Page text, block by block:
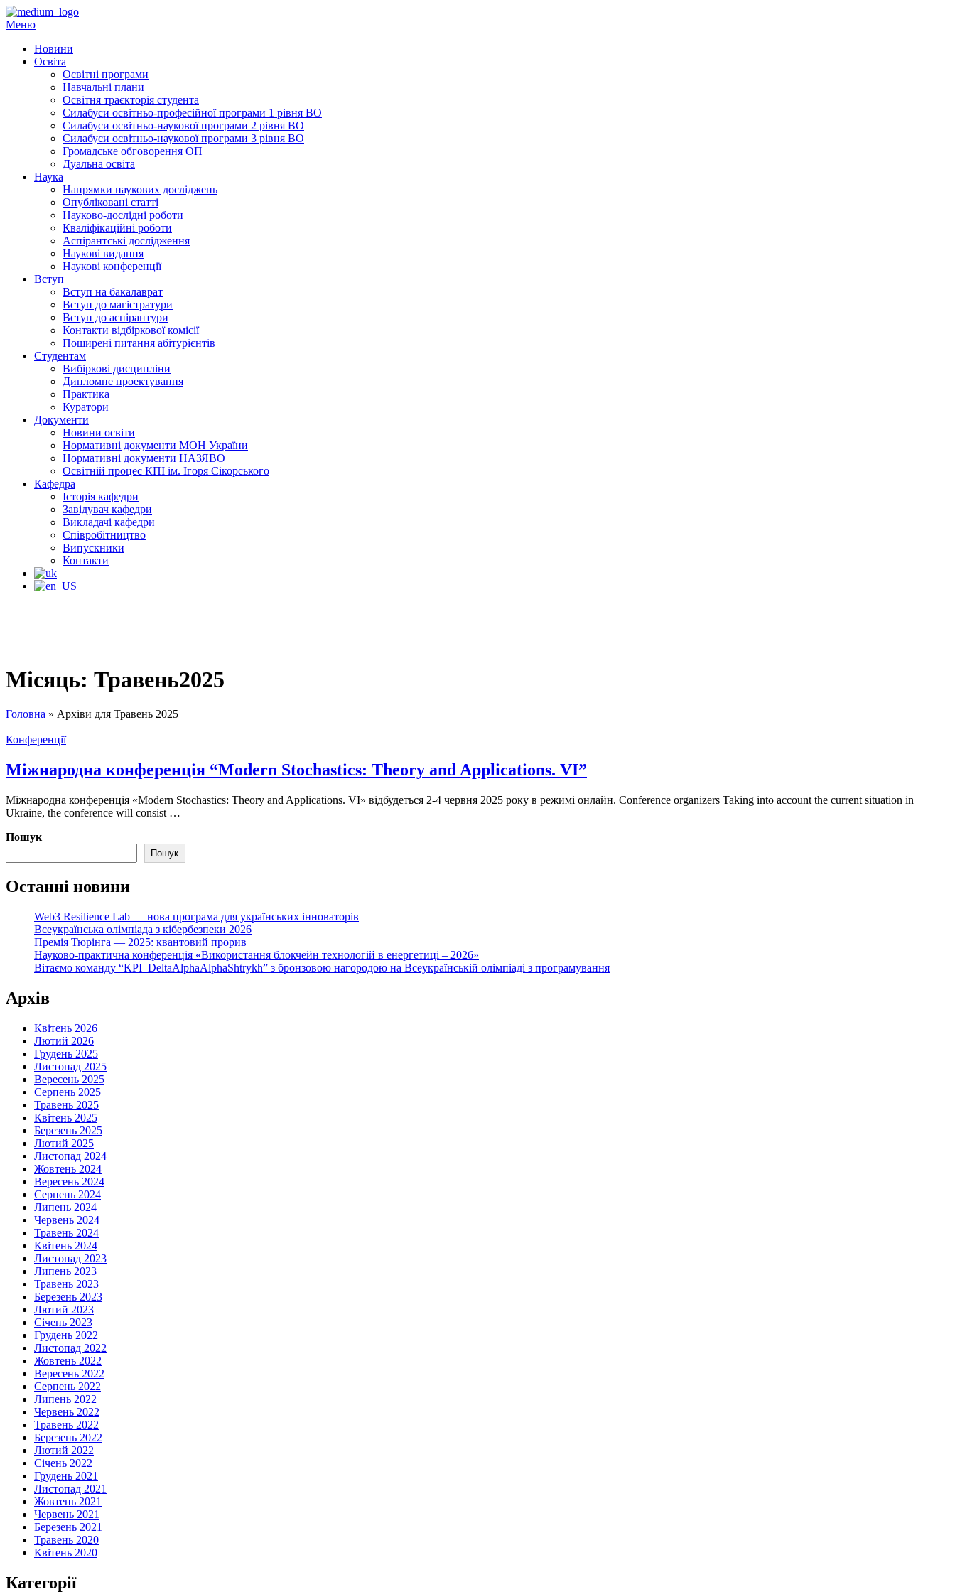
Перейти
до
Меню
Новини
Освіта
Освітні програми
Навчальні плани
Освітня траєкторія студента
Силабуси освітньо-професійної програми 1 рівня ВО
Силабуси освітньо-наукової програми 2 рівня ВО
Силабуси освітньо-наукової програми 3 рівня ВО
Громадське обговорення ОП
Дуальна освіта
Наука
Напрямки наукових досліджень
Опубліковані статті
Науково-дослідні роботи
Кваліфікаційні роботи
Аспірантські дослідження
Наукові видання
Наукові конференції
Вступ
Вступ на бакалаврат
Вступ до магістратури
Вступ до аспірантури
Контакти відбіркової комісії
Поширені питання абітурієнтів
Студентам
Вибіркові дисципліни
Дипломне проектування
Практика
Куратори
Документи
Новини освіти
Нормативні документи МОН України
Нормативні документи НАЗЯВО
Освітній процес КПІ ім. Ігоря Сікорського
Кафедра
Історія кафедри
Завідувач кафедри
Викладачі кафедри
Співробітництво
Випускники
Контакти
Місяць: Травень2025
Головна » Архіви для Травень 2025
Конференції
Міжнародна конференція “Modern Stochastics: Theory and Applications. VI”
Міжнародна конференція «Modern Stochastics: Theory and Applications. VI» відбудеться 2-4 червня 2025 року в режимі онлайн. Conference organizers Taking into account the current situation in
Ukraine, the conference will consist …
Пошук
Пошук
Останні новини
Web3 Resilience Lab — нова програма для українських інноваторів
Всеукраїнська олімпіада з кібербезпеки 2026
Премія Тюрінга — 2025: квантовий прорив
Науково-практична конференція «Використання блокчейн технологій в енергетиці – 2026»
Вітаємо команду “KPI_DeltaAlphaAlphaShtrykh” з бронзовою нагородою на Всеукраїнській олімпіаді з програмування
Архів
Квітень 2026
Лютий 2026
Грудень 2025
Листопад 2025
Вересень 2025
Серпень 2025
Травень 2025
Квітень 2025
Березень 2025
Лютий 2025
Листопад 2024
Жовтень 2024
Вересень 2024
Серпень 2024
Липень 2024
Червень 2024
Травень 2024
Квітень 2024
Листопад 2023
Липень 2023
Травень 2023
Березень 2023
Лютий 2023
Січень 2023
Грудень 2022
Листопад 2022
Жовтень 2022
Вересень 2022
Серпень 2022
Липень 2022
Червень 2022
Травень 2022
Березень 2022
Лютий 2022
Січень 2022
Грудень 2021
Листопад 2021
Жовтень 2021
Червень 2021
Березень 2021
Травень 2020
Квітень 2020
Категорії